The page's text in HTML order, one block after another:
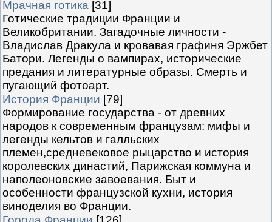
Мрачная готика [31]
Готические традиции Франции и
Великобритании. Загадочные личности -
Владислав Дракула и кровавая графиня Эржбет
Батори. Легенды о вампирах, исторические
предания и литературные образы. Смерть и
пугающий фотоарт.
История Франции [79]
Формирование государства - от древних
народов к современным французам: мифы и
легенды кельтов и галльских
племен,средневековое рыцарство и история
королевских династий, Парижская коммуна и
наполеоновские завоевания. Быт и
особенности французской кухни, история
виноделия во Франции.